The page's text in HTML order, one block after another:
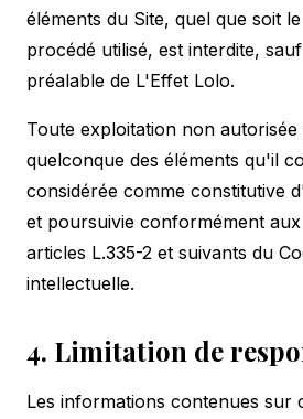
éléments du Site, quel que soit
procédé utilisé, est interdite,
préalable de L'Effet Lolo.
Toute exploitation non
quelconque des éléments qu'il
considérée comme constitutive
et poursuivie conformément aux
articles L.335-2 et suivants du
intellectuelle.
4. Limitation de
Les informations contenues sur